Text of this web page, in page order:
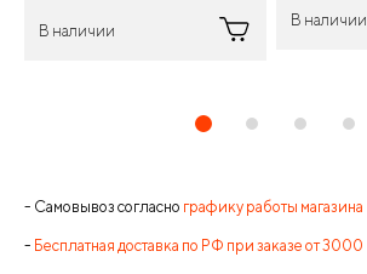
В наличии
В наличии
- Самовывоз согласно графику работы магазина
- Бесплатная доставка по РФ при заказе от 3000